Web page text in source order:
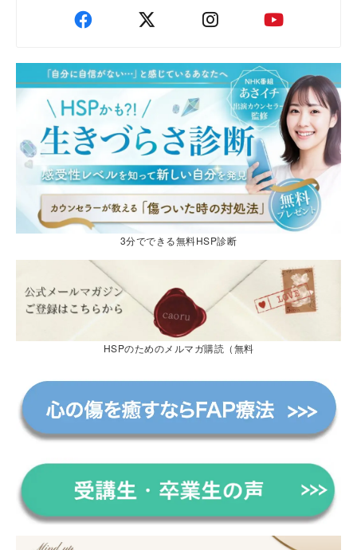
3分でできる無料HSP診断
HSPのためのメルマガ購読（無料